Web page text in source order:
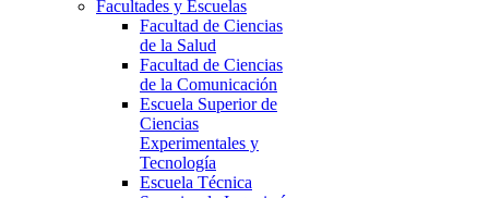
Facultades y Escuelas
Facultad de Ciencias
de la Salud
Facultad de Ciencias
de la Comunicación
Escuela Superior de
Ciencias
Experimentales y
Tecnología
Escuela Técnica